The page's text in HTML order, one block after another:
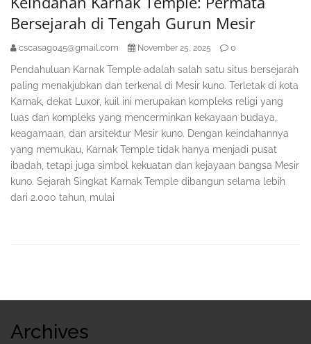
Bersejarah di Tengah Gurun Mesir
cscasag045@gmail.com November 25, 2025 0
Pendahuluan Karnak Temple adalah salah satu situs bersejarah
paling menakjubkan dan terkenal di Mesir kuno. Terletak di kota
Karnak, dekat Luxor, kuil ini merupakan kompleks religi yang
luas dan kompleks yang mencerminkan kekayaan budaya,
keagamaan, dan arsitektur Mesir kuno. Dengan keindahannya
yang memukau, Karnak Temple tidak hanya menjadi pusat
ibadah, tetapi juga simbol kekuatan dan kejayaan bangsa Mesir
kuno. Sejarah Singkat Karnak Temple dibangun selama lebih
dari 2.000 tahun, mulai
Archives